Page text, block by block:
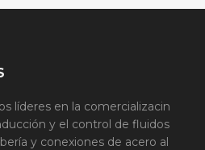
líderes en la comercializacin
y el control de fluidos
y conexiones de acero al